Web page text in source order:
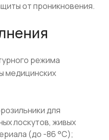
от проникновения.
режима
медицинских
для
лоскутов, живых
(до -86 °C);